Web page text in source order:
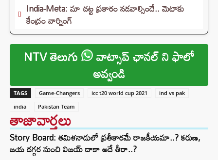
India-Meta: మా చట్ట ప్రకారం నడవాల్సిందే.. మెటాకు
కేంద్రం వార్నింగ్
NTV తెలుగు వాట్సాప్ ఛానల్ ని ఫాలో
అవ్వండి
TAGS Game-Changers icc t20 world cup 2021
ind vs pak
india
Pakistan Team
తాజావార్తలు
Story Board: తమిళనాడులో ప్రతీకారమే రాజకీయమా..? కరుణ,
జయ దగ్గర నుంచి విజయ్ దాకా అదే తీరా..?